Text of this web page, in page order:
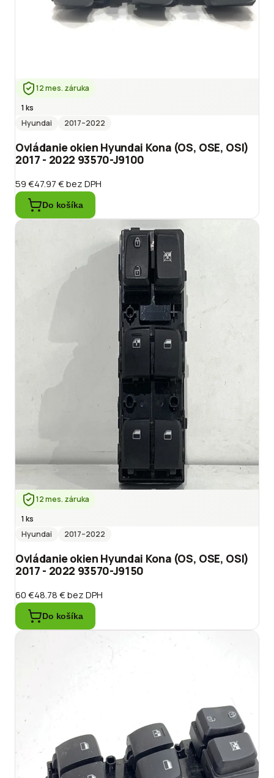
12 mes. záruka
1 ks
Hyundai
2017–2022
Ovládanie okien Hyundai Kona (OS, OSE, OSI)
2017 - 2022 93570-J9100
59 €47.97 €bez DPH
Do košíka
12 mes. záruka
1 ks
Hyundai
2017–2022
Ovládanie okien Hyundai Kona (OS, OSE, OSI)
2017 - 2022 93570-J9150
60 €48.78 €bez DPH
Do košíka